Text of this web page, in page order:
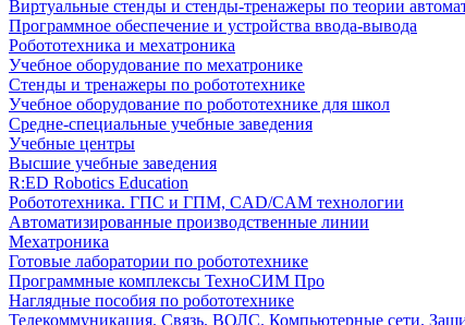
Виртуальные стенды и стенды-тренажеры по теории
Программное обеспечение и устройства ввода-вывода
Робототехника и мехатроника
Учебное оборудование по мехатронике
Стенды и тренажеры по робототехнике
Учебное оборудование по робототехнике для школ
Средне-специальные учебные заведения
Учебные центры
Высшие учебные заведения
R:ED Robotics Education
Робототехника. ГПС и ГПМ, CAD/CAM технологии
Автоматизированные производственные линии
Мехатроника
Готовые лаборатории по робототехнике
Программные комплексы ТехноСИМ Про
Наглядные пособия по робототехнике
Телекоммуникация. Связь. ВОЛС. Компьютерные сети.